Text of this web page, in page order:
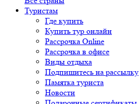
Туристам
Где купить
Купить тур онлайн
Рассрочка Online
Рассрочка в офисе
Виды отдыха
Подпишитесь на рассылку
Памятка туриста
Новости